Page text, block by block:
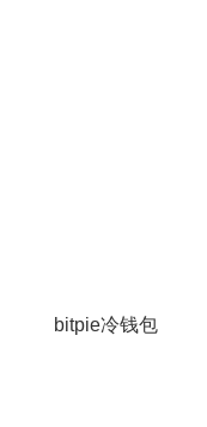
bitpie冷钱包